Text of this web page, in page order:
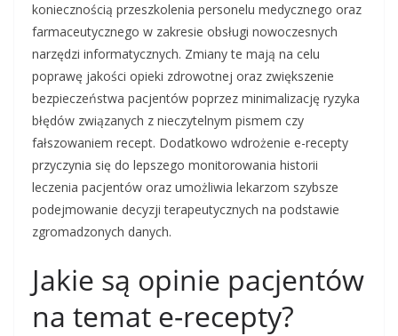
koniecznością przeszkolenia personelu medycznego oraz
farmaceutycznego w zakresie obsługi nowoczesnych
narzędzi informatycznych. Zmiany te mają na celu
poprawę jakości opieki zdrowotnej oraz zwiększenie
bezpieczeństwa pacjentów poprzez minimalizację ryzyka
błędów związanych z nieczytelnym pismem czy
fałszowaniem recept. Dodatkowo wdrożenie e-recepty
przyczynia się do lepszego monitorowania historii
leczenia pacjentów oraz umożliwia lekarzom szybsze
podejmowanie decyzji terapeutycznych na podstawie
zgromadzonych danych.
Jakie są opinie pacjentów
na temat e-recepty?